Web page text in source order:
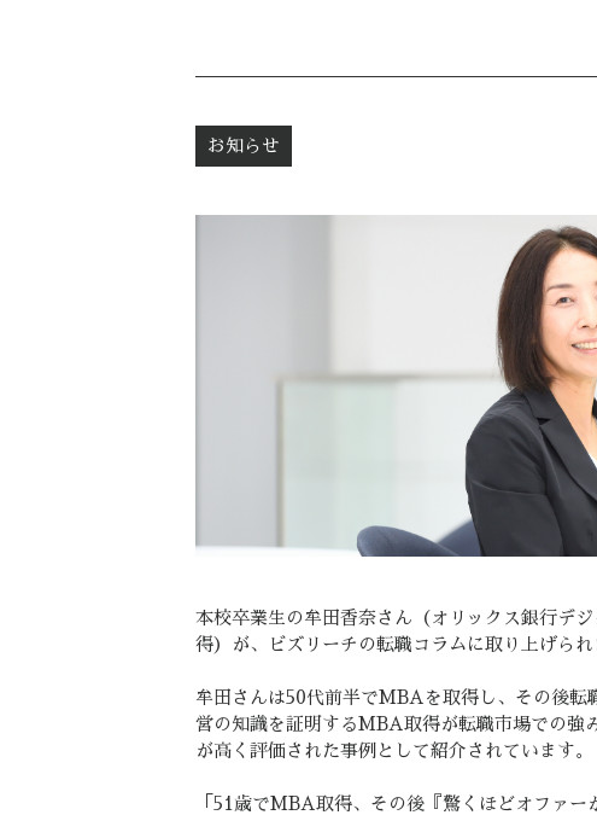
お知らせ
本校卒業生の牟田香奈さん（オリックス銀行デ
得）が、ビズリーチの転職コラムに取り上げられ
牟田さんは50代前半でMBAを取得し、その後転
営の知識を証明するMBA取得が転職市場での強
が高く評価された事例として紹介されています。
「51歳でMBA取得、その後『驚くほどオファー